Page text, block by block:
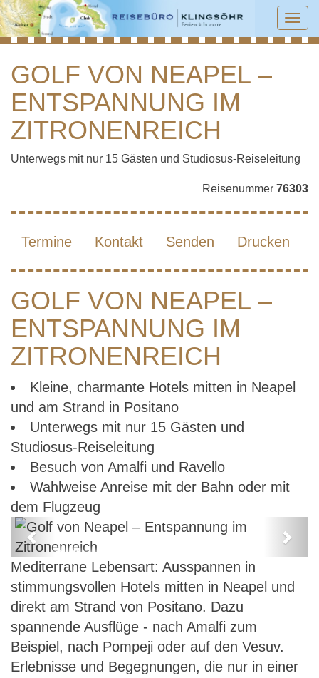
GOLF VON NEAPEL – ENTSPANNUNG
IM ZITRONENREICH
GOLF VON NEAPEL –
ENTSPANNUNG IM
ZITRONENREICH
Unterwegs mit nur 15 Gästen und Studiosus-Reiseleitung
Reisenummer 76303
Termine Kontakt Senden Drucken
GOLF VON NEAPEL –
ENTSPANNUNG IM
ZITRONENREICH
Kleine, charmante Hotels mitten in Neapel
und am Strand in Positano
Unterwegs mit nur 15 Gästen und
Studiosus-Reiseleitung
Besuch von Amalfi und Ravello
Wahlweise Anreise mit der Bahn oder mit
dem Flugzeug
Golf von Neapel – Entspannung im
Zitronenreich
Previous
Mediterrane Lebensart: Ausspannen in
stimmungsvollen Hotels mitten in Neapel und
direkt am Strand von Positano. Dazu
spannende Ausflüge - nach Amalfi zum
Beispiel, nach Pompeji oder auf den Vesuv.
Erlebnisse und Begegnungen, die nur in einer